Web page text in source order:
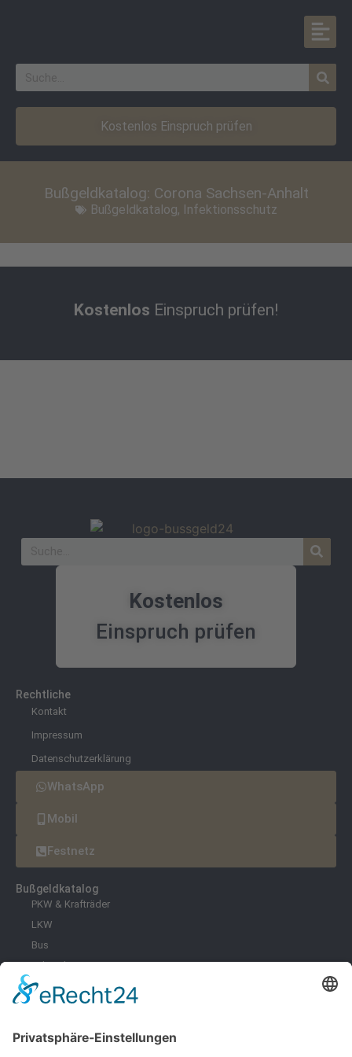
Kostenlos Einspruch prüfen
Bußgeldkatalog: Corona Sachsen-Anhalt
Bußgeldkatalog, Infektionsschutz
Kostenlos Einspruch prüfen!
Kostenlos
Einspruch prüfen
Rechtliche
Kontakt
Impressum
Datenschutzerklärung
WhatsApp
Mobil
Festnetz
Bußgeldkatalog
PKW & Krafträder
LKW
Bus
Fahrräder & E-Scooter
Zoll
Umwelt
Infektionsschutz